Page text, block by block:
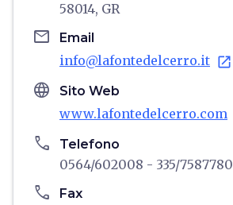
58014, GR
email Email
info@lafontedelcerro.it open_in_new
language Sito Web
www.lafontedelcerro.com
phone Telefono
0564/602008 - 335/7587780
phone Fax